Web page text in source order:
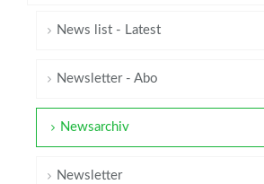
News list - Latest
Newsletter - Abo
Newsarchiv
Newsletter